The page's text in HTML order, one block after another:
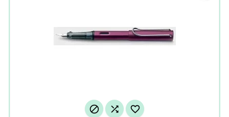
  